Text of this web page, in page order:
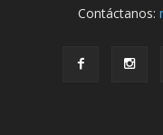
Contáctanos: